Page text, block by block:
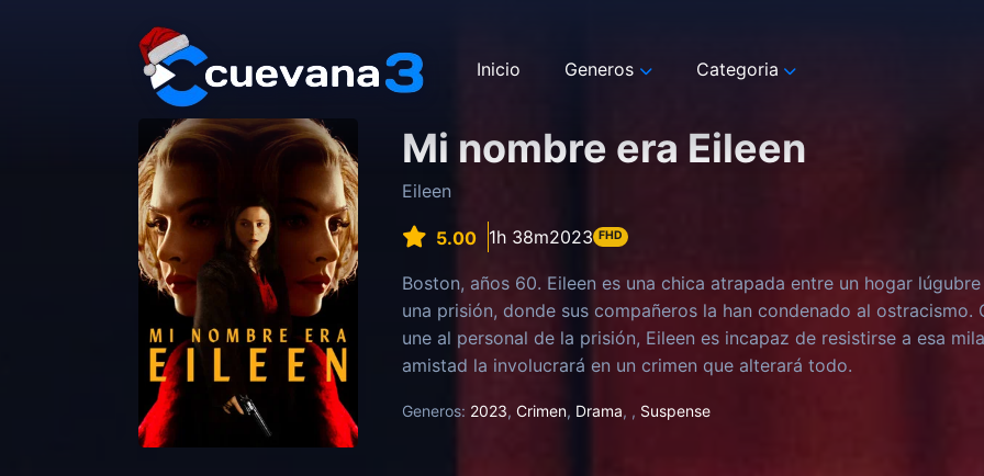
Inicio Generos Categoria
Mi nombre era Eileen
Eileen
5.00 1h 38m2023 FHD
Boston, años 60. Eileen es una chica atrapada entre un hogar
una prisión, donde sus compañeros la han condenado al
une al personal de la prisión, Eileen es incapaz de resistirse a esa
amistad la involucrará en un crimen que alterará todo.
Generos: 2023, Crimen, Drama, , Suspense